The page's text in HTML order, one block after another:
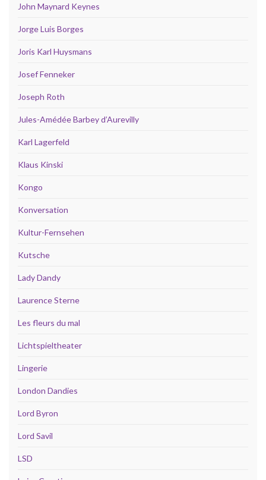
John Maynard Keynes
Jorge Luis Borges
Joris Karl Huysmans
Josef Fenneker
Joseph Roth
Jules-Amédée Barbey d’Aurevilly
Karl Lagerfeld
Klaus Kinski
Kongo
Konversation
Kultur-Fernsehen
Kutsche
Lady Dandy
Laurence Sterne
Les fleurs du mal
Lichtspieltheater
Lingerie
London Dandies
Lord Byron
Lord Savil
LSD